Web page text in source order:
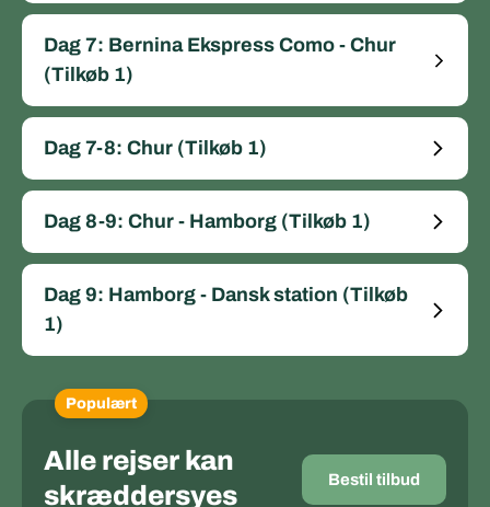
Dag 7: Bernina Ekspress Como - Chur
(Tilkøb 1)
Dag 7-8: Chur (Tilkøb 1)
Dag 8-9: Chur - Hamborg (Tilkøb 1)
Dag 9: Hamborg - Dansk station (Tilkøb
1)
Populært
Alle rejser kan
skræddersyes
Bestil tilbud